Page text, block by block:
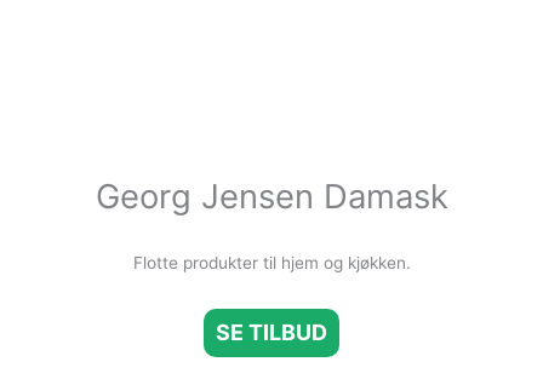
Georg Jensen Damask
Flotte produkter til hjem og kjøkken.
SE TILBUD